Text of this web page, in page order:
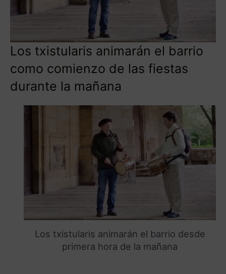
Los txistularis animarán el barrio
como comienzo de las fiestas
durante la mañana
Los txistularis animarán el barrio desde
primera hora de la mañana